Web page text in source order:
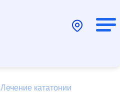
Лечение кататонии